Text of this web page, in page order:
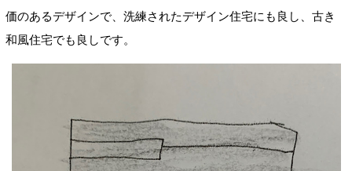
価のあるデザインで、洗練されたデザイン住宅にも良し、古き
和風住宅でも良しです。